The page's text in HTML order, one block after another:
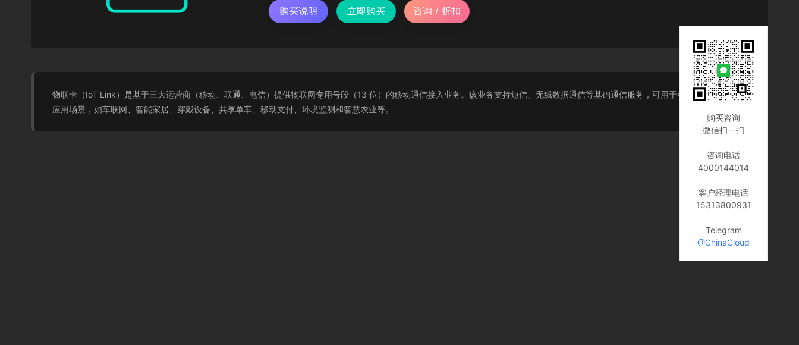
购买说明 立即购买 咨询 / 折扣
物联卡（IoT Link）是基于三大运营商（移动、联通、电信）提供物联网专用号段（13 位）的移动通信接入业务。该业务支持短信、无线数据通信等基础通信服务，可用于各种物联网设备的
应用场景，如车联网、智能家居、穿戴设备、共享单车、移动支付、环境监测和智慧农业等。
购买咨询
微信扫一扫
咨询电话
4000144014
客户经理电话
15313800931
Telegram
@ChinaCloud